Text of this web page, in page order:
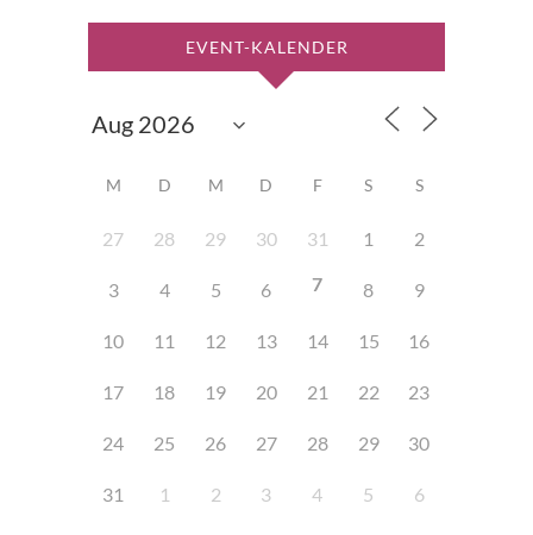
EVENT-KALENDER
M D M D F S S
27 28 29 30 31 1 2
3 4 5 6 7 8 9
10 11 12 13 14 15 16
17 18 19 20 21 22 23
24 25 26 27 28 29 30
31 1 2 3 4 5 6